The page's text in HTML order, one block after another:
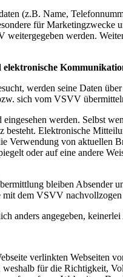
(z.B. Name,
für
weitergegeben werden.
werden seine Daten
sich vom VSVV
werden. Selbst
besteht. Elektronische
Verwendung von aktuellen
oder auf eine andere
bleiben Absender
mit dem VSVV
anders angegeben,
verlinkten Webseiten
für die Richtigkeit,